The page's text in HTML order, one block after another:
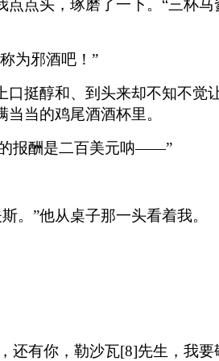
点头，琢磨了一下。“三杯
为邪酒吧！”
挺醇和、到头来却不知不觉
当的鸡尾酒酒杯里。
的报酬是二百美元呐——”
。”他从桌子那一头看着我。
还有你，勒沙瓦[8]先生，我